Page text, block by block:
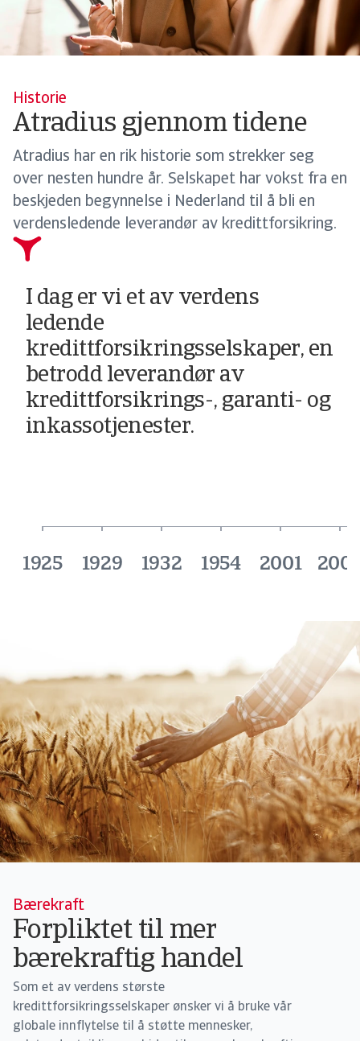
Historie
Atradius gjennom tidene
Atradius har en rik historie som strekker seg
over nesten hundre år. Selskapet har vokst fra en
beskjeden begynnelse i Nederland til å bli en
verdensledende leverandør av kredittforsikring.
I dag er vi et av verdens
ledende
kredittforsikringsselskaper, en
betrodd leverandør av
kredittforsikrings-, garanti- og
inkassotjenester.
1925 1929 1932 1954 2001
Bærekraft
Forpliktet til mer
bærekraftig handel
Som et av verdens største
kredittforsikringsselskaper ønsker vi å bruke vår
globale innflytelse til å støtte mennesker,